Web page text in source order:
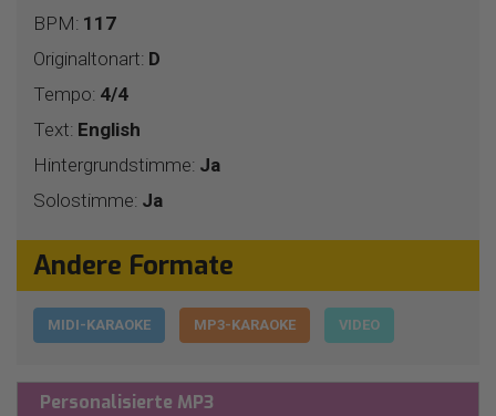
BPM: 117
Originaltonart: D
Tempo: 4/4
Text: English
Hintergrundstimme: Ja
Solostimme: Ja
Andere Formate
MIDI-KARAOKE MP3-KARAOKE VIDEO
Personalisierte MP3